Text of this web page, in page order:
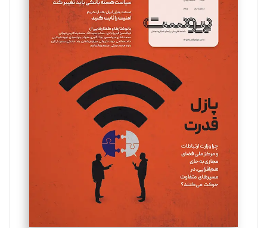
تحریریه
مینا پاکدل
یسنا امان‌پور
تحریریه
ملینا جعفری
تحریریه
مصطفی مسجدی آرانی